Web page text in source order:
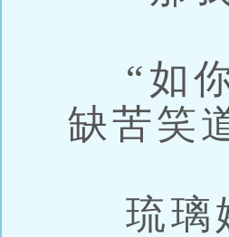
“如你
缺苦笑
琉璃